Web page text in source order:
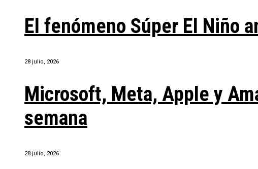
El fenómeno Súper El Niño
28 julio, 2026
Microsoft, Meta, Apple y
semana
28 julio, 2026